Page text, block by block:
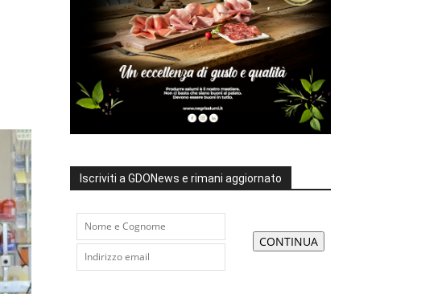
Iscriviti a GDONews e rimani aggiornato